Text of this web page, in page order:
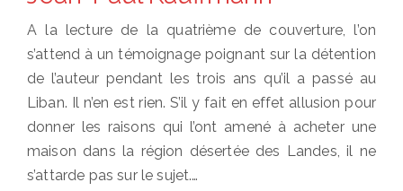
A la lecture de la quatrième de couverture, l’on
s’attend à un témoignage poignant sur la détention
de l’auteur pendant les trois ans qu’il a passé au
Liban. Il n’en est rien. S’il y fait en effet allusion pour
donner les raisons qui l’ont amené à acheter une
maison dans la région désertée des Landes, il ne
s’attarde pas sur le sujet.…